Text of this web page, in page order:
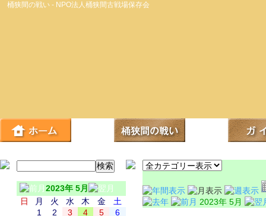
桶狭間の戦い - NPO法人桶狭間古戦場保存会
2023年 5月
日
月 火 水 木 金
土
1
2 3 4 5
6
2023年 5月